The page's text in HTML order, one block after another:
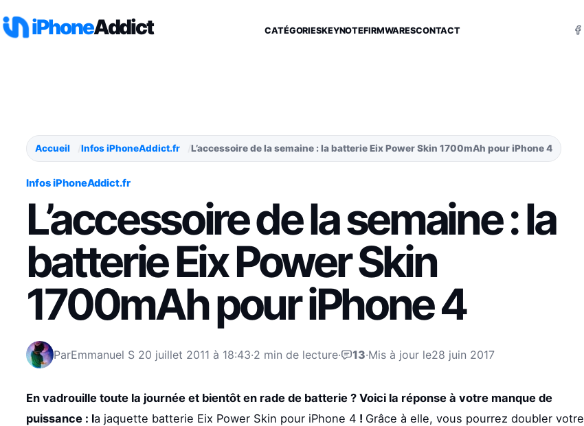
iPhoneAddict CATÉGORIESKEYNOTEFIRMWARESCONTACT
Accueil Infos iPhoneAddict.fr L’accessoire de la semaine : la batterie Eix Power Skin 1700mAh pour iPhone 4
Infos iPhoneAddict.fr
L’accessoire de la semaine : la
batterie Eix Power Skin
1700mAh pour iPhone 4
ParEmmanuel S 20 juillet 2011 à 18:43·2 min de lecture· 13·Mis à jour le28 juin 2017
En vadrouille toute la journée et bientôt en rade de batterie ? Voici la réponse à votre manque de
puissance : la jaquette batterie Eix Power Skin pour iPhone 4 ! Grâce à elle, vous pourrez doubler votre